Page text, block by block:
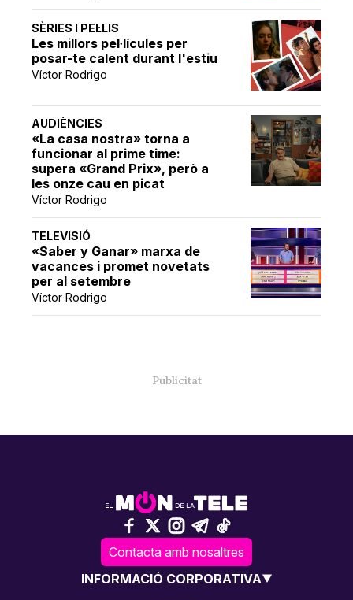
SÈRIES I PEL·LIS
Les millors pel·lícules per
posar-te calent durant l'estiu
Víctor Rodrigo
AUDIÈNCIES
«La casa nostra» torna a
funcionar al prime time:
supera «Grand Prix», però a
les onze cau en picat
Víctor Rodrigo
TELEVISIÓ
«Saber y Ganar» marxa de
vacances i promet novetats
per al setembre
Víctor Rodrigo
Contacta amb nosaltres
INFORMACIÓ CORPORATIVA